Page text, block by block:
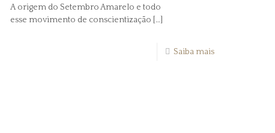
A origem do Setembro Amarelo e todo
esse movimento de conscientização […]
Saiba mais